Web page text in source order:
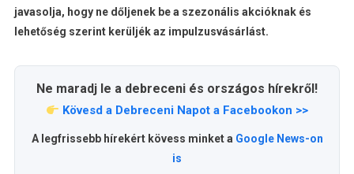
javasolja, hogy ne dőljenek be a szezonális akcióknak és
lehetőség szerint kerüljék az impulzusvásárlást.
Ne maradj le a debreceni és országos hírekről!
Kövesd a Debreceni Napot a Facebookon >>
A legfrissebb hírekért kövess minket a Google News-on
is